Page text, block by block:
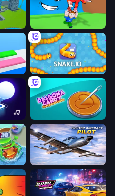
Snake.io
Dalgona Candy Honeycomb Cookie
Fighter Aircraft Pilot